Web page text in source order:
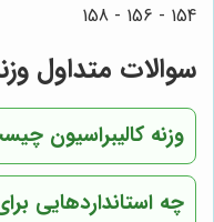
154 - 156 - 158
سوالات متداول
وزنه کالیبراسیون
چه استانداردهایی